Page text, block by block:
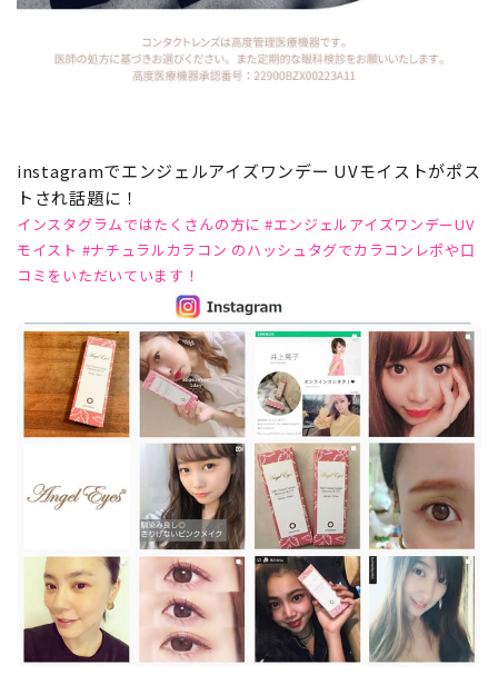
instagramでエンジェルアイズワンデー UVモイストがポス
トされ話題に！
インスタグラムではたくさんの方に #エンジェルアイズワンデーUV
モイスト #ナチュラルカラコン のハッシュタグでカラコンレポや口
コミをいただいています！